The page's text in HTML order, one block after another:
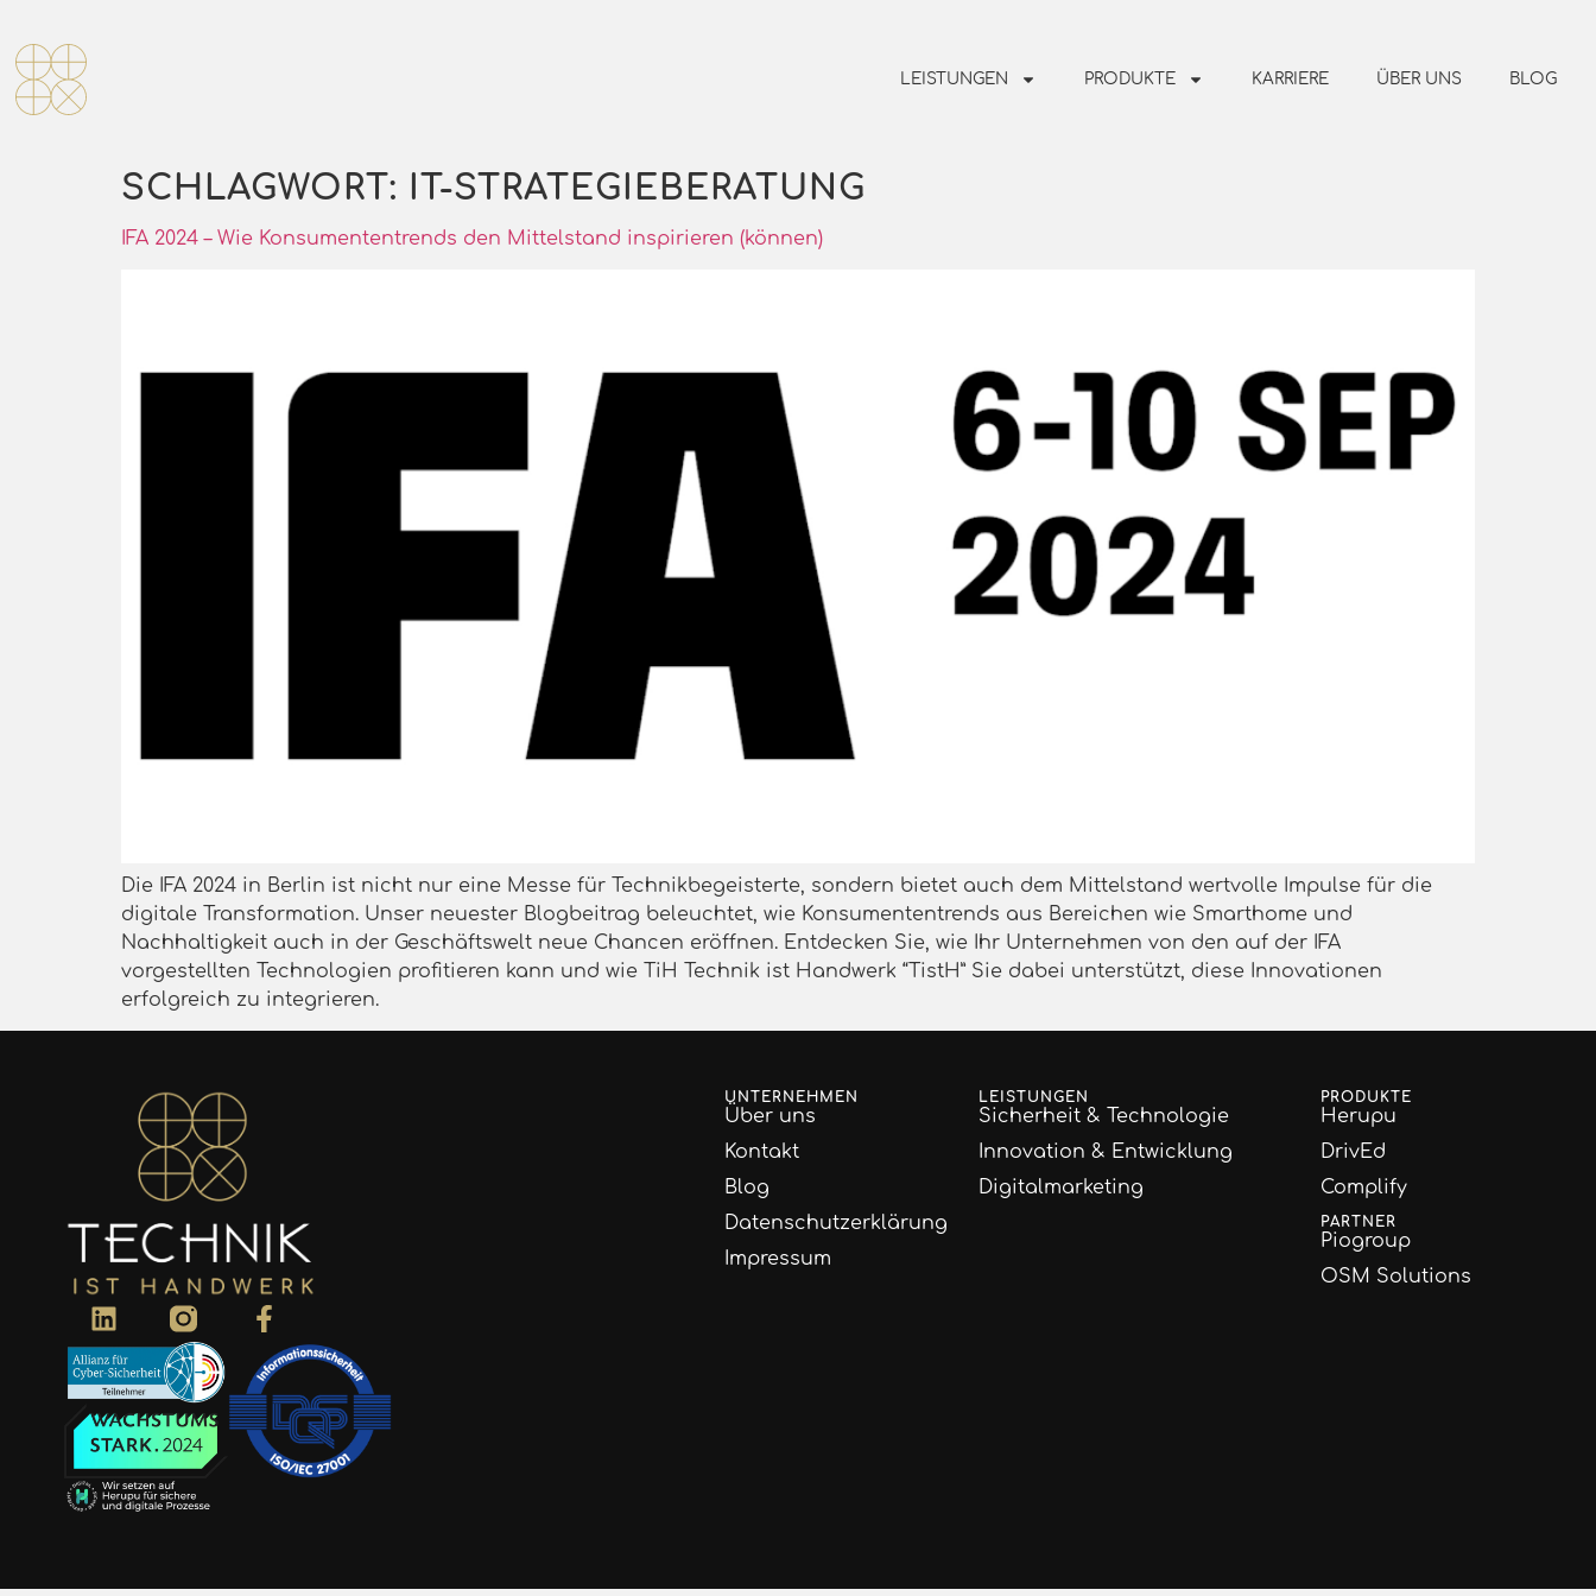
LEISTUNGEN PRODUKTE KARRIERE ÜBER UNS BLOG
SCHLAGWORT: IT-STRATEGIEBERATUNG
IFA 2024 – Wie Konsumententrends den Mittelstand inspirieren (können)
Die IFA 2024 in Berlin ist nicht nur eine Messe für Technikbegeisterte, sondern bietet auch dem Mittelstand wertvolle Impulse für die
digitale Transformation. Unser neuester Blogbeitrag beleuchtet, wie Konsumententrends aus Bereichen wie Smarthome und
Nachhaltigkeit auch in der Geschäftswelt neue Chancen eröffnen. Entdecken Sie, wie Ihr Unternehmen von den auf der IFA
vorgestellten Technologien profitieren kann und wie TiH Technik ist Handwerk “TistH” Sie dabei unterstützt, diese Innovationen
erfolgreich zu integrieren.
UNTERNEHMEN
Über uns
Kontakt
Blog
Datenschutzerklärung
Impressum
LEISTUNGEN
Sicherheit & Technologie
Innovation & Entwicklung
Digitalmarketing
PRODUKTE
Herupu
DrivEd
Complify
PARTNER
Piogroup
OSM Solutions